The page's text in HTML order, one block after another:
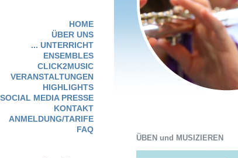
HOME
ÜBER UNS
... UNTERRICHT
ENSEMBLES
CLICK2MUSIC
VERANSTALTUNGEN
HIGHLIGHTS
SOCIAL MEDIA PRESSE
KONTAKT
ANMELDUNG/TARIFE
FAQ
ÜBEN und MUSIZIEREN